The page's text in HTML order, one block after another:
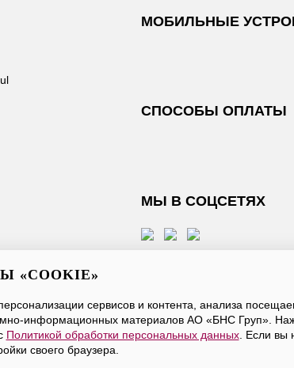
МОБИЛЬНЫЕ
СПОСОБЫ ОПЛАТЫ
МЫ В СОЦСЕТЯХ
Email
Публичной оферты, даетесогласие на обработку
сервисов и контента, анализа
информационных материалов АО «БНС Груп».
Политикой обработки персональных данных. Если вы
своего браузера.